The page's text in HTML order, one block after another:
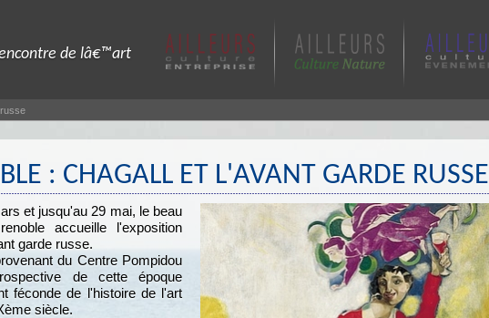
de lâ€™art
: CHAGALL ET L'AVANT GARDE RUSSE
et jusqu'au 29 mai, le beau
accueille l'exposition
garde russe.
du Centre Pompidou
de cette époque
féconde de l'histoire de l'art
siècle.